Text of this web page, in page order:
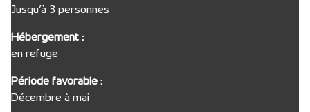
Jusqu’à 3 personnes
Hébergement :
en refuge
Période favorable :
Décembre à mai